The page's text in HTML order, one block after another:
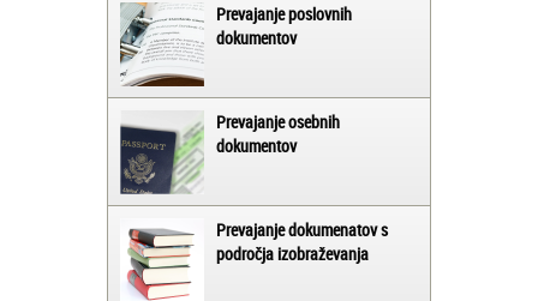
Prevajanje poslovnih
dokumentov
Prevajanje osebnih
dokumentov
Prevajanje dokumenatov s
področja izobraževanja